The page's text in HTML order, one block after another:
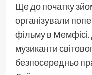
Ще до початку
організували
фільму в
музиканти
безпосередньо